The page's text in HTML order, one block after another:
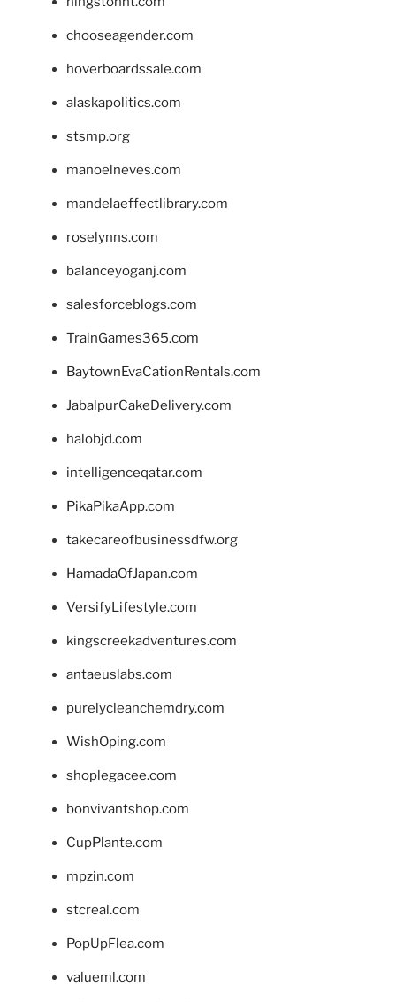
chooseagender.com
hoverboardssale.com
alaskapolitics.com
stsmp.org
manoelneves.com
mandelaeffectlibrary.com
roselynns.com
balanceyoganj.com
salesforceblogs.com
TrainGames365.com
BaytownEvaCationRentals.com
JabalpurCakeDelivery.com
halobjd.com
intelligenceqatar.com
PikaPikaApp.com
takecareofbusinessdfw.org
HamadaOfJapan.com
VersifyLifestyle.com
kingscreekadventures.com
antaeuslabs.com
purelycleanchemdry.com
WishOping.com
shoplegacee.com
bonvivantshop.com
CupPlante.com
mpzin.com
stcreal.com
PopUpFlea.com
valueml.com